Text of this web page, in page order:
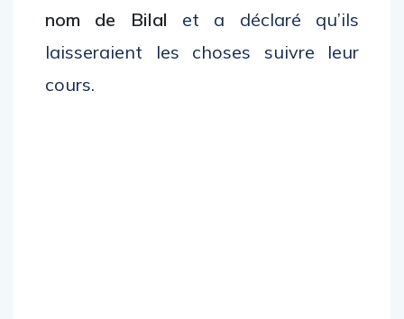
nom de Bilal et a déclaré qu’ils
laisseraient les choses suivre leur
cours.